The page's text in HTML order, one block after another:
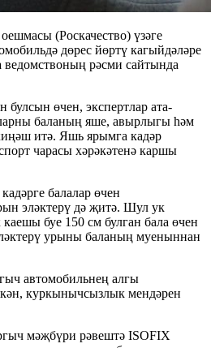
(Роскачество) үзәге
дөрес йөртү кагыйдәләре
ведомствоның рәсми сайтында
булсын өчен, экспертлар ата-
баланың яше, авырлыгы һәм
итә. Яшь ярымга кадәр
чарасы хәрәкәтенә каршы
балалар өчен
эләктерү дә җитә. Шул ук
буе 150 см булган бала өчен
урыны баланың муеныннан
автомобильнең алгы
куркынычсызлык мендәрен
мәҗбүри рәвештә ISOFIX